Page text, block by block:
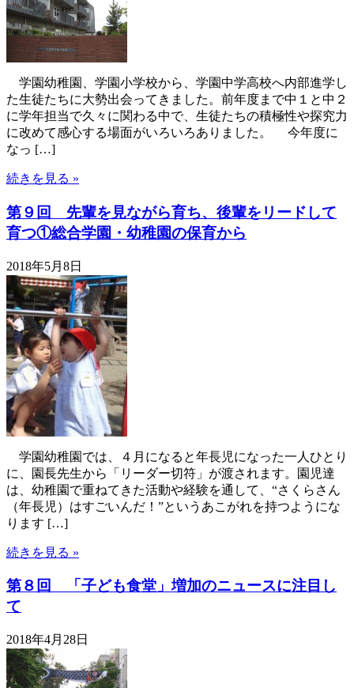
学園幼稚園、学園小学校から、学園中学高校へ内部進学し
た生徒たちに大勢出会ってきました。前年度まで中１と中２
に学年担当で久々に関わる中で、生徒たちの積極性や探究力
に改めて感心する場面がいろいろありました。 今年度に
なっ […]
続きを見る »
第９回 先輩を見ながら育ち、後輩をリードして
育つ①総合学園・幼稚園の保育から
2018年5月8日
学園幼稚園では、４月になると年長児になった一人ひとり
に、園長先生から「リーダー切符」が渡されます。園児達
は、幼稚園で重ねてきた活動や経験を通して、“さくらさん
（年長児）はすごいんだ！”というあこがれを持つようにな
ります […]
続きを見る »
第８回 「子ども食堂」増加のニュースに注目し
て
2018年4月28日